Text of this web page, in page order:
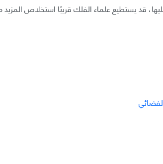
قد يستطيع علماء الفلك قريبًا استخلاص